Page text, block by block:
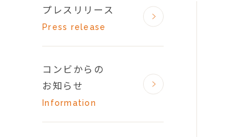
プレスリリース
Press release
コンビからの
お知らせ
Information